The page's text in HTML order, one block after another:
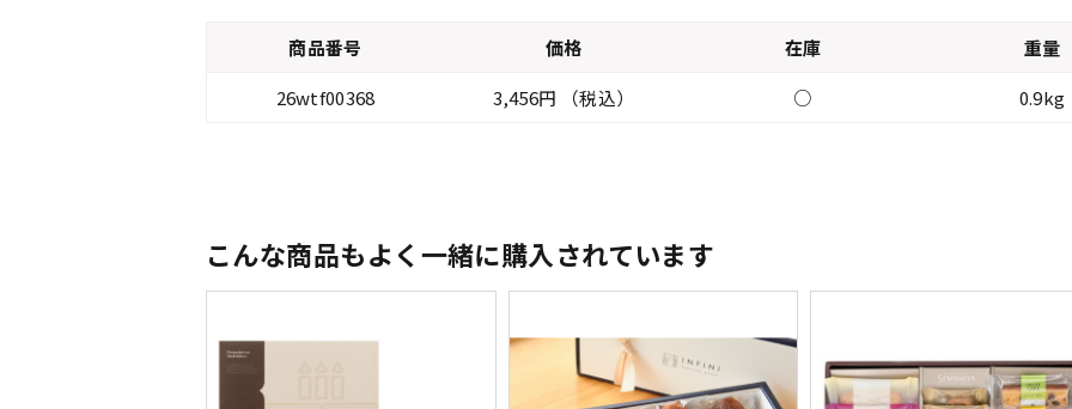
商品番号 価格 在庫
重量
26wtf00368
3,456円 （税込） ○ 0.9kg
こんな商品もよく一緒に購入されています